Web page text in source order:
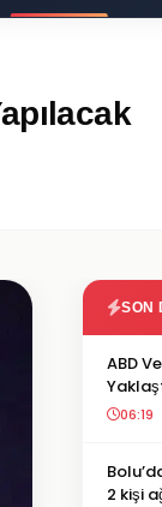
SON
ABD
06:19
2 kişi